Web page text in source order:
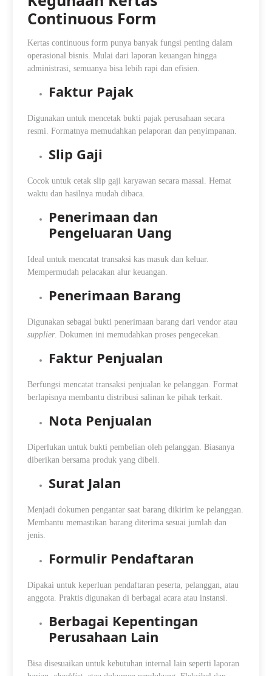
Continuous Form
Kertas continuous form punya banyak fungsi penting dalam
operasional bisnis. Mulai dari laporan keuangan hingga
administrasi, semuanya bisa lebih rapi dan efisien.
Faktur Pajak
Digunakan untuk mencetak bukti pajak perusahaan secara
resmi. Formatnya memudahkan pelaporan dan penyimpanan.
Slip Gaji
Cocok untuk cetak slip gaji karyawan secara massal. Hemat
waktu dan hasilnya mudah dibaca.
Penerimaan dan
Pengeluaran Uang
Ideal untuk mencatat transaksi kas masuk dan keluar.
Mempermudah pelacakan alur keuangan.
Penerimaan Barang
Digunakan sebagai bukti penerimaan barang dari vendor atau
supplier. Dokumen ini memudahkan proses pengecekan.
Faktur Penjualan
Berfungsi mencatat transaksi penjualan ke pelanggan. Format
berlapisnya membantu distribusi salinan ke pihak terkait.
Nota Penjualan
Diperlukan untuk bukti pembelian oleh pelanggan. Biasanya
diberikan bersama produk yang dibeli.
Surat Jalan
Menjadi dokumen pengantar saat barang dikirim ke pelanggan.
Membantu memastikan barang diterima sesuai jumlah dan
jenis.
Formulir Pendaftaran
Dipakai untuk keperluan pendaftaran peserta, pelanggan, atau
anggota. Praktis digunakan di berbagai acara atau instansi.
Berbagai Kepentingan
Perusahaan Lain
Bisa disesuaikan untuk kebutuhan internal lain seperti laporan